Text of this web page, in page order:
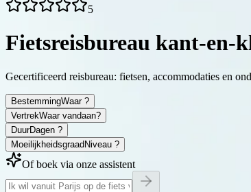
5
Fietsreisbureau kant-en-
Gecertificeerd reisbureau: fietsen, accommodaties en
BestemmingWaar ?
VertrekWaar vandaan?
DuurDagen ?
Moeilijkheidsgraad Niveau ?
Of boek via onze assistent